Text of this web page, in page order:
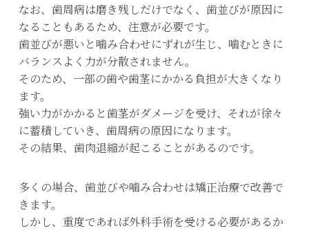
なお、歯周病は磨き残しだけでなく、歯並びが原因に
なることもあるため、注意が必要です。
歯並びが悪いと噛み合わせにずれが生じ、噛むときに
バランスよく力が分散されません。
そのため、一部の歯や歯茎にかかる負担が大きくなり
ます。
強い力がかかると歯茎がダメージを受け、それが徐々
に蓄積していき、歯周病の原因になります。
その結果、歯肉退縮が起こることがあるのです。
多くの場合、歯並びや噛み合わせは矯正治療で改善で
きます。
しかし、重度であれば外科手術を受ける必要があるか